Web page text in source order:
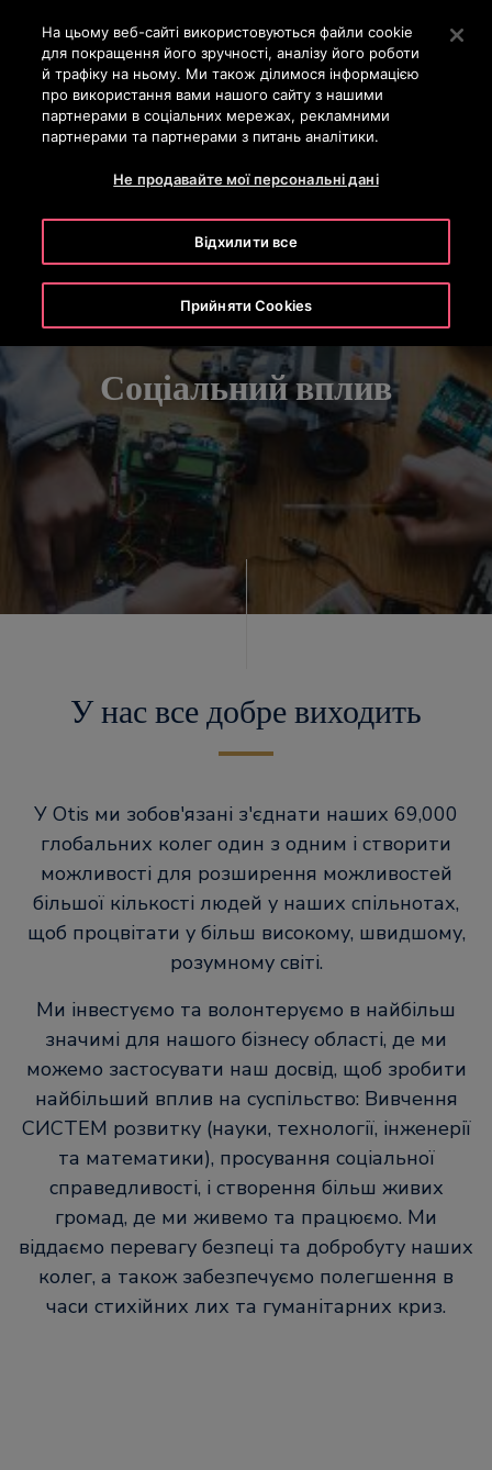
Натисніть клавішу Enter, щоб перейти до основного
ПОШУК
ВИВЧЕННЯ СТОВБУРОВИХ СИСТЕМ БЛАГОДІЙНА ВІДДАЧА
Соціальний вплив
У нас все добре виходить
У Otis ми зобов'язані з'єднати наших 69,000
глобальних колег один з одним і створити
можливості для розширення можливостей
більшої кількості людей у наших спільнотах,
щоб процвітати у більш високому, швидшому,
розумному світі.
Ми інвестуємо та волонтеруємо в найбільш
значимі для нашого бізнесу області, де ми
можемо застосувати наш досвід, щоб зробити
найбільший вплив на суспільство: Вивчення
СИСТЕМ розвитку (науки, технології, інженерії
та математики), просування соціальної
справедливості, і створення більш живих
громад, де ми живемо та працюємо. Ми
віддаємо перевагу безпеці та добробуту наших
колег, а також забезпечуємо полегшення в
часи стихійних лих та гуманітарних криз.
На цьому веб-сайті використовуються файли cookie
для покращення його зручності, аналізу його роботи
й трафіку на ньому. Ми також ділимося інформацією
про використання вами нашого сайту з нашими
партнерами в соціальних мережах, рекламними
партнерами та партнерами з питань аналітики.
Не продавайте мої персональні дані
Відхилити все
Прийняти Cookies